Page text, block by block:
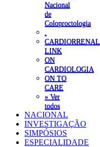
Nacional
de
Coloproctologia
CARDIORRENAL
LINK
ON
CARDIOLOGIA
ON TO
CARE
» Ver
todos
NACIONAL
INVESTIGAÇÃO
SIMPÓSIOS
ESPECIALIDADE